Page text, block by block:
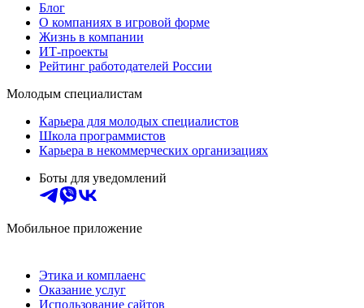
Блог
О компаниях в игровой форме
Жизнь в компании
ИТ-проекты
Рейтинг работодателей России
Молодым специалистам
Карьера для молодых специалистов
Школа программистов
Карьера в некоммерческих организациях
Боты для уведомлений
Мобильное приложение
Этика и комплаенс
Оказание услуг
Использование сайтов